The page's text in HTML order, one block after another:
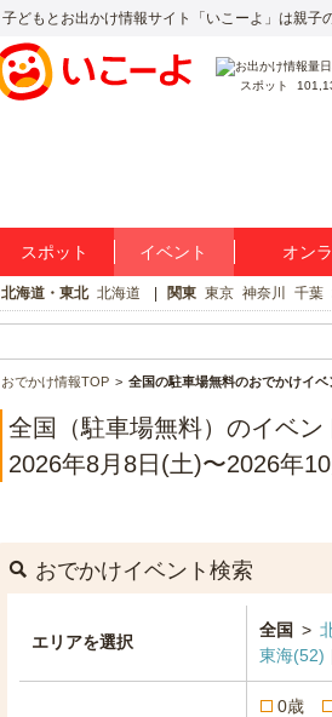
子どもとお出かけ情報サイト「いこーよ」は親子
スポット
スポット イベント オン
北海道・東北 北海道 関東 東京 神奈川 千葉
おでかけ情報TOP 全国の駐車場無料のおでかけイベ
全国（駐車場無料）のイベン
2026年8月8日(土)〜2026年
おでかけイベント検索
エリアを選択
全国 >
東海(52)
0歳